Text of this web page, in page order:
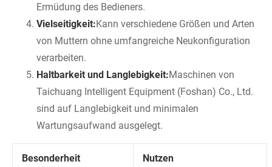
Ermüdung des Bedieners.
Vielseitigkeit:Kann verschiedene Größen und Arten
von Muttern ohne umfangreiche Neukonfiguration
verarbeiten.
Haltbarkeit und Langlebigkeit:Maschinen von
Taichuang Intelligent Equipment (Foshan) Co., Ltd.
sind auf Langlebigkeit und minimalen
Wartungsaufwand ausgelegt.
Besonderheit Nutzen